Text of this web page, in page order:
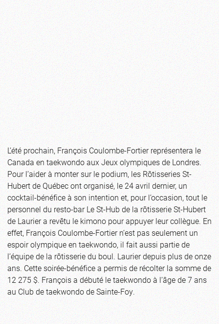
L’été prochain, François Coulombe-Fortier représentera le
Canada en taekwondo aux Jeux olympiques de Londres.
Pour l’aider à monter sur le podium, les Rôtisseries St-
Hubert de Québec ont organisé, le 24 avril dernier, un
cocktail-bénéfice à son intention et, pour l’occasion, tout le
personnel du resto-bar Le St-Hub de la rôtisserie St-Hubert
de Laurier a revêtu le kimono pour appuyer leur collègue. En
effet, François Coulombe-Fortier n’est pas seulement un
espoir olympique en taekwondo, il fait aussi partie de
l’équipe de la rôtisserie du boul. Laurier depuis plus de onze
ans. Cette soirée-bénéfice a permis de récolter la somme de
12 275 $. François a débuté le taekwondo à l’âge de 7 ans
au Club de taekwondo de Sainte-Foy.